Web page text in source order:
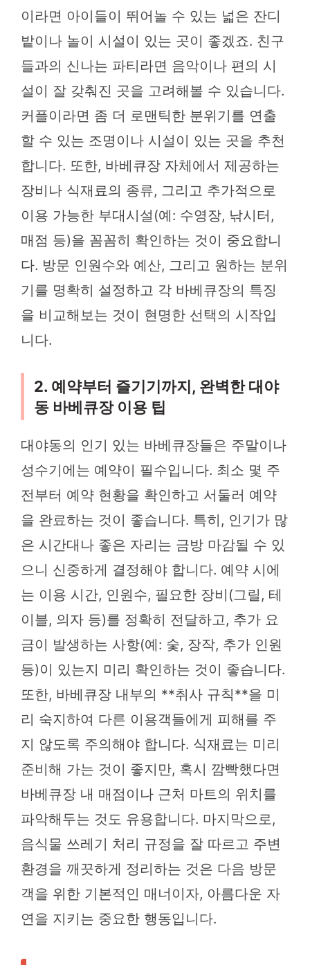
이라면 아이들이 뛰어놀 수 있는 넓은 잔디
밭이나 놀이 시설이 있는 곳이 좋겠죠. 친구
들과의 신나는 파티라면 음악이나 편의 시
설이 잘 갖춰진 곳을 고려해볼 수 있습니다.
커플이라면 좀 더 로맨틱한 분위기를 연출
할 수 있는 조명이나 시설이 있는 곳을 추천
합니다. 또한, 바베큐장 자체에서 제공하는
장비나 식재료의 종류, 그리고 추가적으로
이용 가능한 부대시설(예: 수영장, 낚시터,
매점 등)을 꼼꼼히 확인하는 것이 중요합니
다. 방문 인원수와 예산, 그리고 원하는 분위
기를 명확히 설정하고 각 바베큐장의 특징
을 비교해보는 것이 현명한 선택의 시작입
니다.
2. 예약부터 즐기기까지, 완벽한 대야
동 바베큐장 이용 팁
대야동의 인기 있는 바베큐장들은 주말이나
성수기에는 예약이 필수입니다. 최소 몇 주
전부터 예약 현황을 확인하고 서둘러 예약
을 완료하는 것이 좋습니다. 특히, 인기가 많
은 시간대나 좋은 자리는 금방 마감될 수 있
으니 신중하게 결정해야 합니다. 예약 시에
는 이용 시간, 인원수, 필요한 장비(그릴, 테
이블, 의자 등)를 정확히 전달하고, 추가 요
금이 발생하는 사항(예: 숯, 장작, 추가 인원
등)이 있는지 미리 확인하는 것이 좋습니다.
또한, 바베큐장 내부의 **취사 규칙**을 미
리 숙지하여 다른 이용객들에게 피해를 주
지 않도록 주의해야 합니다. 식재료는 미리
준비해 가는 것이 좋지만, 혹시 깜빡했다면
바베큐장 내 매점이나 근처 마트의 위치를
파악해두는 것도 유용합니다. 마지막으로,
음식물 쓰레기 처리 규정을 잘 따르고 주변
환경을 깨끗하게 정리하는 것은 다음 방문
객을 위한 기본적인 매너이자, 아름다운 자
연을 지키는 중요한 행동입니다.